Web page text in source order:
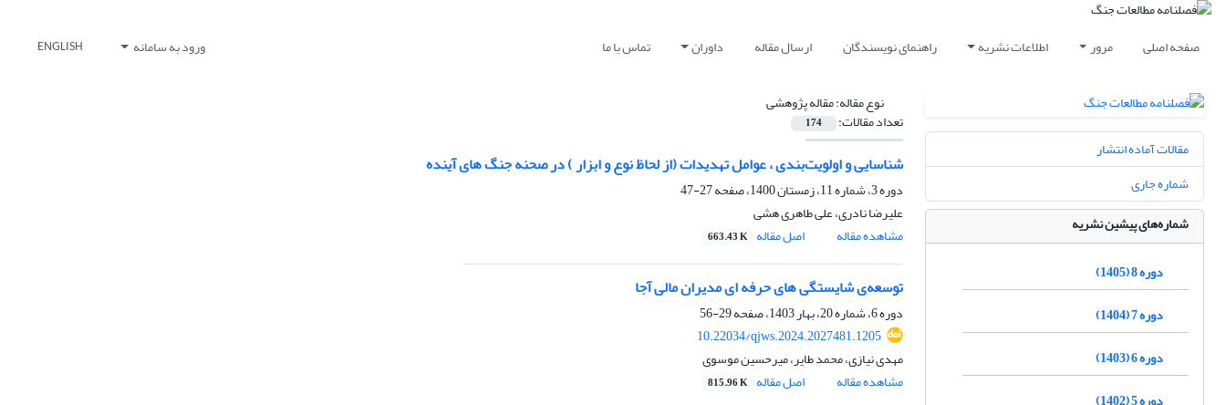
صفحه اصلی مرور اطلاعات نشریه راهنمای نویسندگان ارسال مقاله داوران تماس با ما ورود به سامانه ENGLISH
نوع مقاله:مقاله پژوهشی
تعداد مقالات: 174
شناسایی و اولویت‌بندی ، عوامل تهدیدات (از لحاظ نوع و ابزار ) در صحنه جنگ های آینده
دوره 3، شماره 11، زمستان 1400، صفحه
27-47
علیرضا نادری، علی طاهری هشی
مشاهده مقاله
اصل مقاله 663.43 K
توسعه‌ی شایستگی های حرفه ای مدیران مالی آجا
دوره 6، شماره 20، بهار 1403، صفحه
29-56
10.22034/qjws.2024.2027481.1205
مهدی نیازی، محمد طایر، میرحسین موسوی
مشاهده مقاله
اصل مقاله 815.96 K
مقالات آماده انتشار
شماره جاری
شماره‌های پیشین نشریه
دوره 8 (1405)
دوره 7 (1404)
دوره 6 (1403)